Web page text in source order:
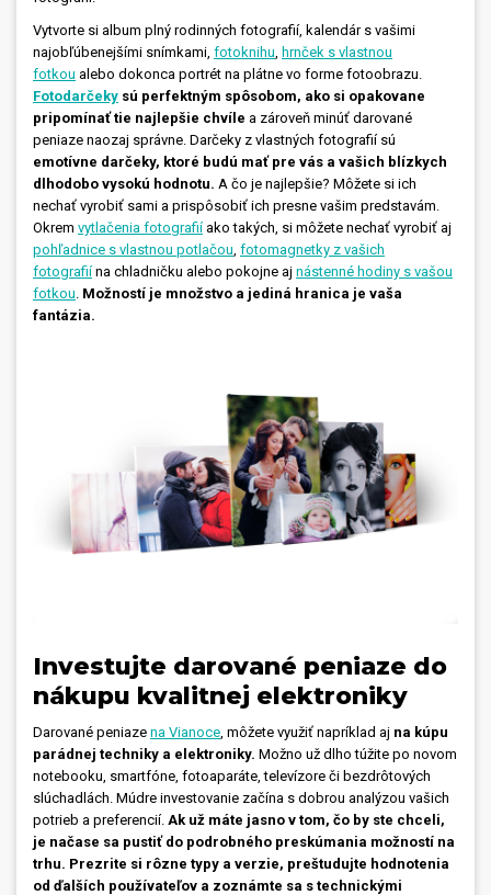
Vytvorte si album plný rodinných fotografií, kalendár s vašimi
najobľúbenejšími snímkami, fotoknihu, hrnček s vlastnou
fotkou alebo dokonca portrét na plátne vo forme fotoobrazu.
Fotodarčeky sú perfektným spôsobom, ako si opakovane
pripomínať tie najlepšie chvíle a zároveň minúť darované
peniaze naozaj správne. Darčeky z vlastných fotografií sú
emotívne darčeky, ktoré budú mať pre vás a vašich blízkych
dlhodobo vysokú hodnotu. A čo je najlepšie? Môžete si ich
nechať vyrobiť sami a prispôsobiť ich presne vašim predstavám.
Okrem vytlačenia fotografiíako takých, si môžete nechať vyrobiť aj
pohľadnice s vlastnou potlačou, fotomagnetky z vašich
fotografiína chladničku alebo pokojne aj nástenné hodiny s vašou
fotkou. Možností je množstvo a jediná hranica je vaša
fantázia.
Investujte darované peniaze do
nákupu kvalitnej elektroniky
Darované peniaze na Vianoce , môžete využiť napríklad aj na kúpu
parádnej techniky a elektroniky. Možno už dlho túžite po novom
notebooku, smartfóne, fotoaparáte, televízore či bezdrôtových
slúchadlách. Múdre investovanie začína s dobrou analýzou vašich
potrieb a preferencií. Ak už máte jasno v tom, čo by ste chceli,
je načase sa pustiť do podrobného preskúmania možností na
trhu. Prezrite si rôzne typy a verzie, preštudujte hodnotenia
od ďalších používateľov a zoznámte sa s technickými